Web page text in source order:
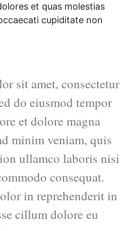
et quas molestias
cupiditate non
sit amet, consectetur
do eiusmod tempor
et dolore magna
minim veniam, quis
ullamco laboris nisi
consequat.
in reprehenderit in
cillum dolore eu